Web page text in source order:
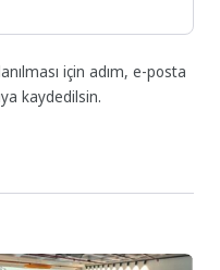
için adım, e-posta
kaydedilsin.